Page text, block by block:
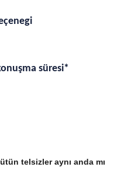
süresi*
telsizler aynı anda mı